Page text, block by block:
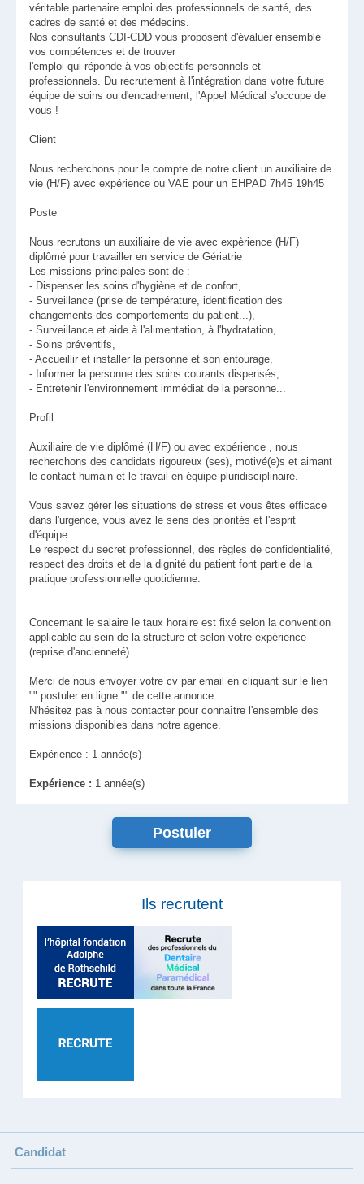
véritable partenaire emploi des professionnels de santé, des
cadres de santé et des médecins.
Nos consultants CDI-CDD vous proposent d'évaluer ensemble
vos compétences et de trouver
l'emploi qui réponde à vos objectifs personnels et
professionnels. Du recrutement à l'intégration dans votre future
équipe de soins ou d'encadrement, l'Appel Médical s'occupe de
vous !
Client
Nous recherchons pour le compte de notre client un auxiliaire de
vie (H/F) avec expérience ou VAE pour un EHPAD 7h45 19h45
Poste
Nous recrutons un auxiliaire de vie avec expèrience (H/F)
diplômé pour travailler en service de Gériatrie
Les missions principales sont de :
- Dispenser les soins d'hygiène et de confort,
- Surveillance (prise de température, identification des
changements des comportements du patient...),
- Surveillance et aide à l'alimentation, à l'hydratation,
- Soins préventifs,
- Accueillir et installer la personne et son entourage,
- Informer la personne des soins courants dispensés,
- Entretenir l'environnement immédiat de la personne...
Profil
Auxiliaire de vie diplômé (H/F) ou avec expérience , nous
recherchons des candidats rigoureux (ses), motivé(e)s et aimant
le contact humain et le travail en équipe pluridisciplinaire.
Vous savez gérer les situations de stress et vous êtes efficace
dans l'urgence, vous avez le sens des priorités et l'esprit
d'équipe.
Le respect du secret professionnel, des règles de confidentialité,
respect des droits et de la dignité du patient font partie de la
pratique professionnelle quotidienne.
Concernant le salaire le taux horaire est fixé selon la convention
applicable au sein de la structure et selon votre expérience
(reprise d'ancienneté).
Merci de nous envoyer votre cv par email en cliquant sur le lien
"" postuler en ligne "" de cette annonce.
N'hésitez pas à nous contacter pour connaître l'ensemble des
missions disponibles dans notre agence.
Expérience : 1 année(s)
Expérience : 1 année(s)
Ils recrutent
Candidat